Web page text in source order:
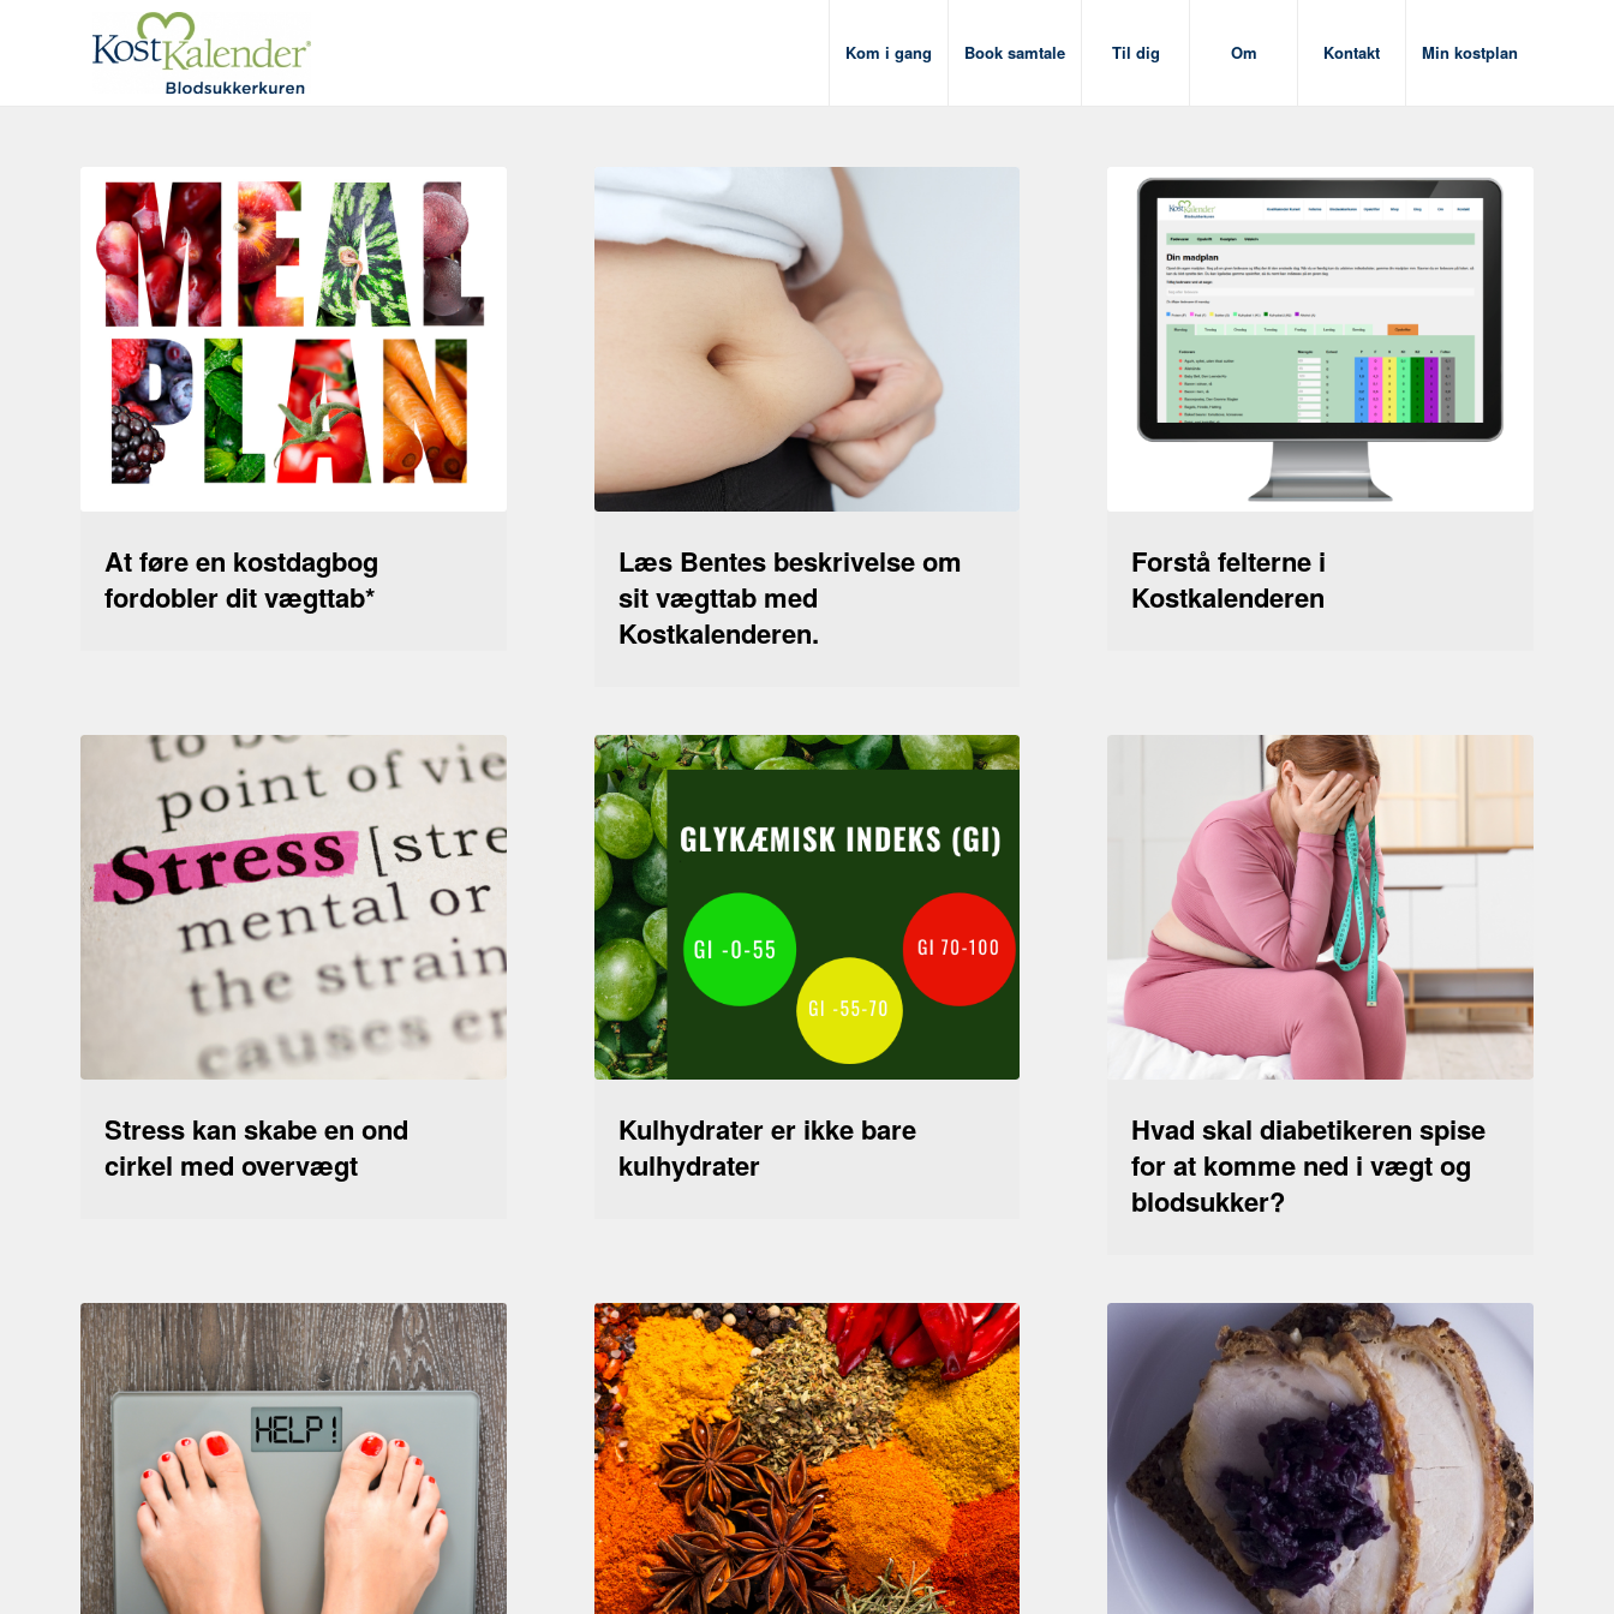
Kom i gang Book samtale Til dig Om Kontakt Min kostplan
At føre en kostdagbog
fordobler dit vægttab*
Læs Bentes beskrivelse om
sit vægttab med
Kostkalenderen.
Forstå felterne i
Kostkalenderen
Stress kan skabe en ond
cirkel med overvægt
Kulhydrater er ikke bare
kulhydrater
Hvad skal diabetikeren spise
for at komme ned i vægt og
blodsukker?